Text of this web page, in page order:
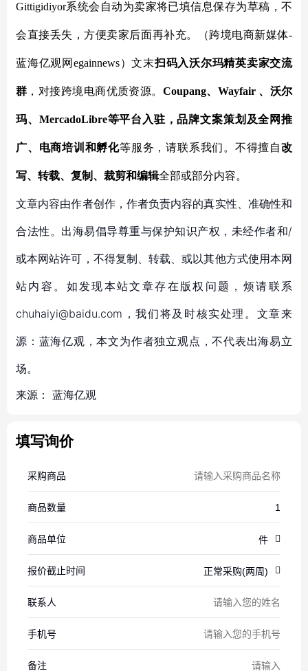
Gittigidiyor系统会自动为卖家将已填信息保存为草稿，不
会直接丢失，方便卖家后面再补充。（跨境电商新媒体-
蓝海亿观网egainnews）文末扫码入沃尔玛精英卖家交流
群 ，对接跨境电商优质资源。 Coupang、Wayfair 、沃尔
玛、MercadoLibre等平台入驻，品牌文案策划及全网推
广、电商培训和孵化等服务，请联系我们。不得擅自改
写、转载、复制、裁剪和编辑全部或部分内容。
文章内容由作者创作，作者负责内容的真实性、准确性和
合法性。出海易倡导尊重与保护知识产权，未经作者和/
或本网站许可，不得复制、转载、或以其他方式使用本网
站内容。如发现本站文章存在版权问题，烦请联系
chuhaiyi@baidu.com，我们将及时核实处理。文章来
源：蓝海亿观，本文为作者独立观点，不代表出海易立
场。
来源： 蓝海亿观
填写询价